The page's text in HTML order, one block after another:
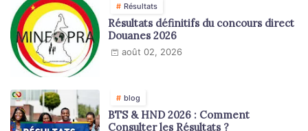
Résultats
Résultats définitifs du concours direct
Douanes 2026
août 02, 2026
blog
BTS & HND 2026 : Comment
Consulter les Résultats ?